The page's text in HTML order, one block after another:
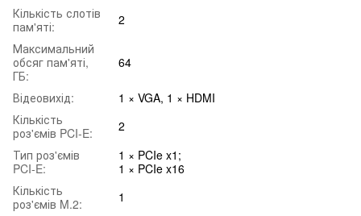
Кількість слотів
пам'яті:
2
Максимальний
обсяг пам'яті,
ГБ:
64
Відеовихід:
1 × VGA, 1 × HDMI
Кількість
роз'ємів PCI-E:
2
Тип роз'ємів
PCI-E:
1 × PCIe x1;
1 × PCIe x16
Кількість
роз'ємів M.2:
1